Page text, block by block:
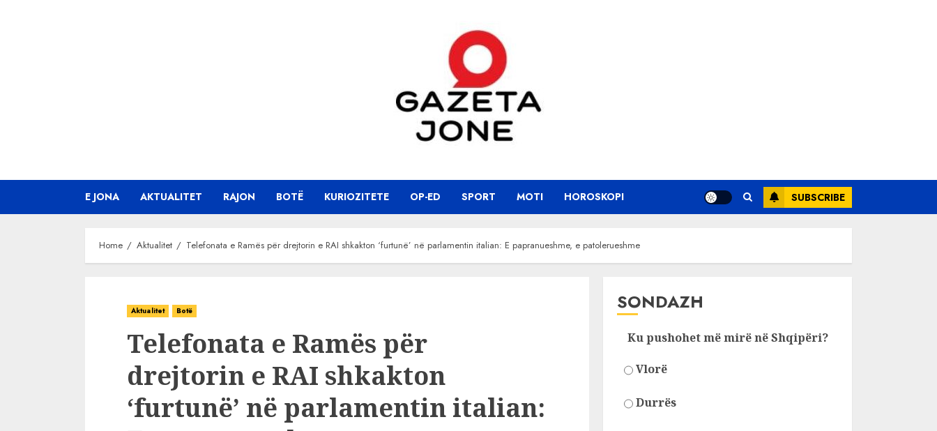
E JONA AKTUALITET RAJON BOTË KURIOZITETE OP-ED SPORT MOTI HOROSKOPI SUBSCRIBE
Home Aktualitet Telefonata e Ramës për drejtorin e RAI shkakton ‘furtunë’ në parlamentin italian: E papranueshme, e patolerueshme
Aktualitet Botë
Telefonata e Ramës për
drejtorin e RAI shkakton
‘furtunë’ në parlamentin italian:
SONDAZH
Ku pushohet më mirë në Shqipëri?
Vlorë
Durrës